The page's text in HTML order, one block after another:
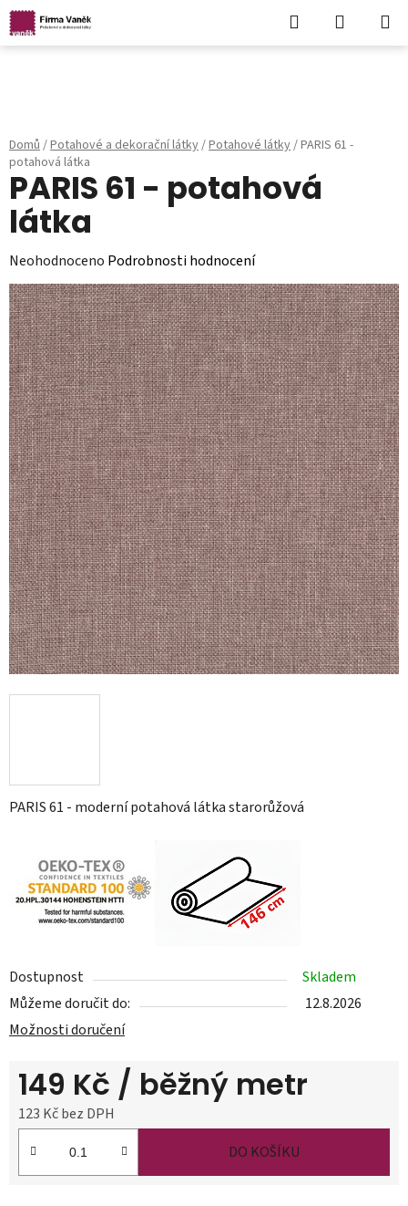
Hledat
KOŠÍK
Domů/Potahové a dekorační látky/Potahové látky/PARIS 61 -
potahová látka
PARIS 61 - moderní potahová látka starorůžová
Dostupnost
Skladem
Můžeme doručit do:
12.8.2026
Možnosti doručení
149 Kč / běžný metr
123 Kč bez DPH
Měrná cena:
DO KOŠÍKU
PARIS 61 - potahová
látka
Průměrné
hodnocení
produktu
je
0,0
z
5
hvězdiček.
Neohodnoceno Podrobnosti hodnocení